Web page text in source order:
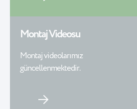
Montaj Videosu
Montaj videolarımız
güncellenmektedir.